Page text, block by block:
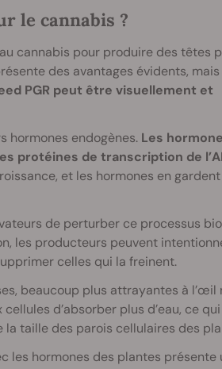
le cannabis ?
cannabis pour produire des têtes
des avantages évidents,
PGR peut être visuellement et
hormones endogènes. Les
protéines de transcription de
et les hormones en
de perturber ce processus
les producteurs peuvent
celles qui la freinent.
beaucoup plus attrayantes à l’œil
d’absorber plus d’eau, ce
la taille des parois cellulaires des
les hormones des plantes présente